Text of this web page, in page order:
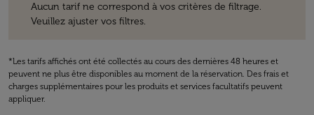
Aucun tarif ne correspond à vos critères de filtrage.
Veuillez ajuster vos filtres.
*Les tarifs affichés ont été collectés au cours des dernières 48 heures et
peuvent ne plus être disponibles au moment de la réservation. Des frais et
charges supplémentaires pour les produits et services facultatifs peuvent
appliquer.